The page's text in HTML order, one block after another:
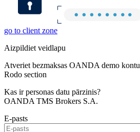
go to client zone
Aizpildiet veidlapu
Atveriet bezmaksas OANDA demo kontu
Rodo section
Kas ir personas datu pārzinis?
OANDA TMS Brokers S.A.
E-pasts